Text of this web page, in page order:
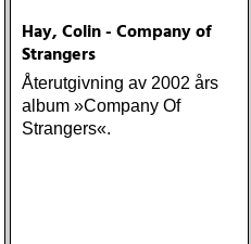
Hay, Colin - Company of
Strangers
Återutgivning av 2002 års
album »Company Of
Strangers«.